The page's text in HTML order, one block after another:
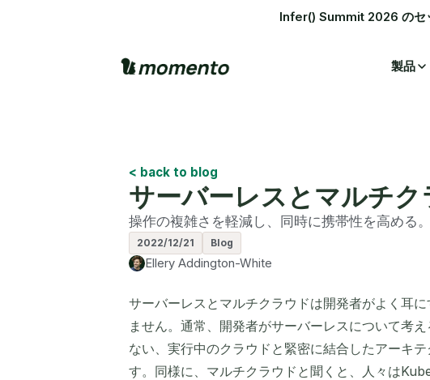
Infer() Summit 2026 のセ
製品
< back to blog
サーバーレスとマルチ
操作の複雑さを軽減し、同時に携帯性を高める。
2022/12/21 Blog
Ellery Addington-White
サーバーレスとマルチクラウドは開発者がよく耳
ません。通常、開発者がサーバーレスについて考
ない、実行中のクラウドと緊密に結合したアーキ
す。同様に、マルチクラウドと聞くと、人々は